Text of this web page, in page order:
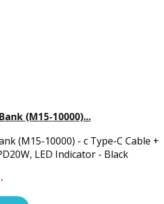
(M15-10000)...
(M15-10000) - с Type-C Cable +
LED Indicator - Black